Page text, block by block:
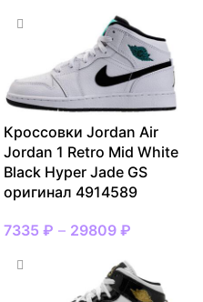
Кроссовки Jordan Air
Jordan 1 Retro Mid White
Black Hyper Jade GS
оригинал 4914589
7335 ₽ – 29809 ₽